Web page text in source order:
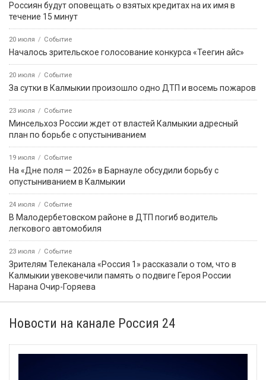
Россиян будут оповещать о взятых кредитах на их имя в
течение 15 минут
20 июля Событие
Началось зрительское голосование конкурса «Теегин айс»
20 июля Событие
За сутки в Калмыкии произошло одно ДТП и восемь пожаров
23 июля Событие
Минсельхоз России ждет от властей Калмыкии адресный
план по борьбе с опустыниванием
19 июля Событие
На «Дне поля — 2026» в Барнауле обсудили борьбу с
опустыниванием в Калмыкии
24 июля Событие
В Малодербетовском районе в ДТП погиб водитель
легкового автомобиля
23 июля Событие
Зрителям Телеканала «Россия 1» рассказали о том, что в
Калмыкии увековечили память о подвиге Героя России
Нарана Очир-Горяева
Новости на канале Россия 24